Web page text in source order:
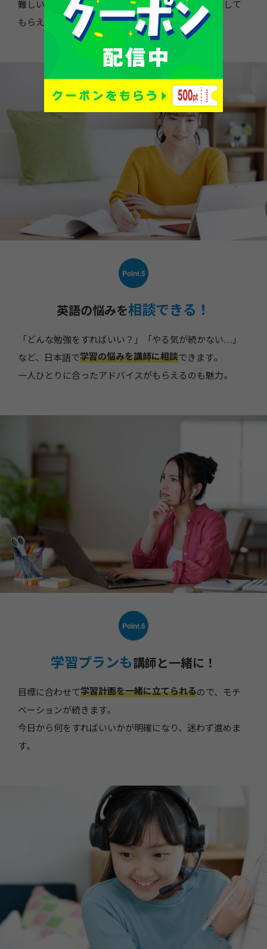
難しい文法や表現も、日本語で やさしく丁寧に説明して
もらえるから、 「わかった！」が増えていきます。
Point.5
英語の悩みを相談できる！
「どんな勉強をすればいい？」「やる気が続かない…」
など、日本語で学習の悩みを講師に相談できます。
一人ひとりに合ったアドバイスがもらえるのも魅力。
Point.6
学習プランも講師と一緒に！
目標に合わせて学習計画を一緒に立てられるので、モチ
ベーションが続きます。
今日から何をすればいいかが明確になり、迷わず進めま
す。